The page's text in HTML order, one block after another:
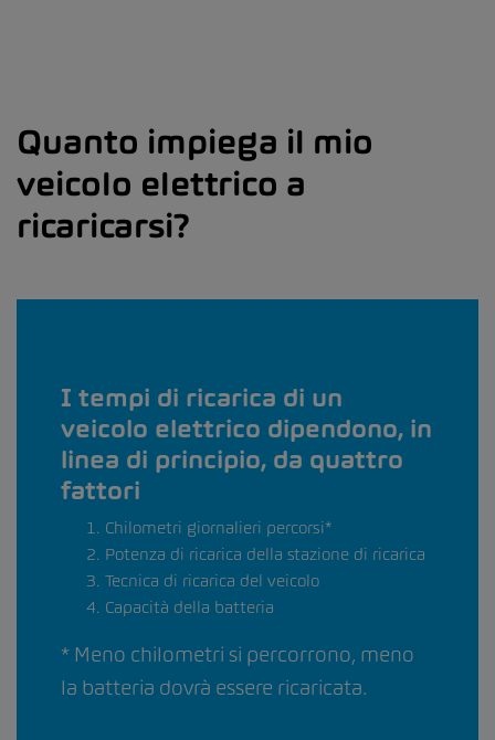
Quanto impiega il mio
veicolo elettrico a
ricaricarsi?
I tempi di ricarica di un
veicolo elettrico dipendono, in
linea di principio, da quattro
fattori
Chilometri giornalieri percorsi*
Potenza di ricarica della stazione di ricarica
Tecnica di ricarica del veicolo
Capacità della batteria
* Meno chilometri si percorrono, meno
la batteria dovrà essere ricaricata.